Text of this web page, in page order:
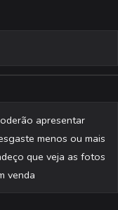
apresentar
menos ou mais
que veja as fotos
venda